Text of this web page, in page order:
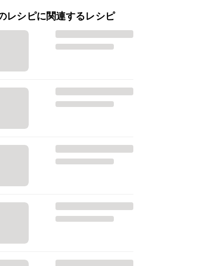
レシピに関連するレシピ